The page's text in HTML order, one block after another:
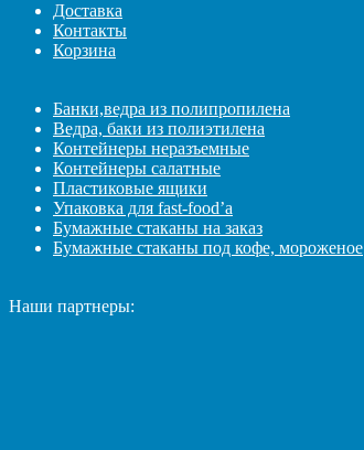
Доставка
Контакты
Корзина
Банки,ведра из полипропилена
Ведра, баки из полиэтилена
Контейнеры неразъемные
Контейнеры салатные
Пластиковые ящики
Упаковка для fast-food’а
Бумажные стаканы на заказ
Бумажные стаканы под кофе, мороженое
Наши партнеры: